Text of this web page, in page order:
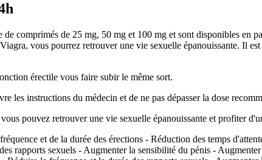
comprimés de 25 mg, 50 mg et 100 mg et sont disponibles en
vous pourrez retrouver une vie sexuelle épanouissante. Il
érectile vous faire subir le même sort.
les instructions du médecin et de ne pas dépasser la dose
pouvez retrouver une vie sexuelle épanouissante et profiter
et de la durée des érections - Réduction des temps
rapports sexuels - Augmenter la sensibilité du pénis -